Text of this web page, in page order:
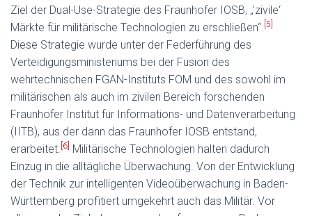
Ziel der Dual-Use-Strategie des Fraunhofer IOSB, „’zivile‘
Märkte für militärische Technologien zu erschließen“. [5]
Diese Strategie wurde unter der Federführung des
Verteidigungsministeriums bei der Fusion des
wehrtechnischen FGAN-Instituts FOM und des sowohl im
militärischen als auch im zivilen Bereich forschenden
Fraunhofer Institut für Informations- und Datenverarbeitung
(IITB), aus der dann das Fraunhofer IOSB entstand,
erarbeitet. [6] Militärische Technologien halten dadurch
Einzug in die alltägliche Überwachung. Von der Entwicklung
der Technik zur intelligenten Videoüberwachung in Baden-
Württemberg profitiert umgekehrt auch das Militär. Vor